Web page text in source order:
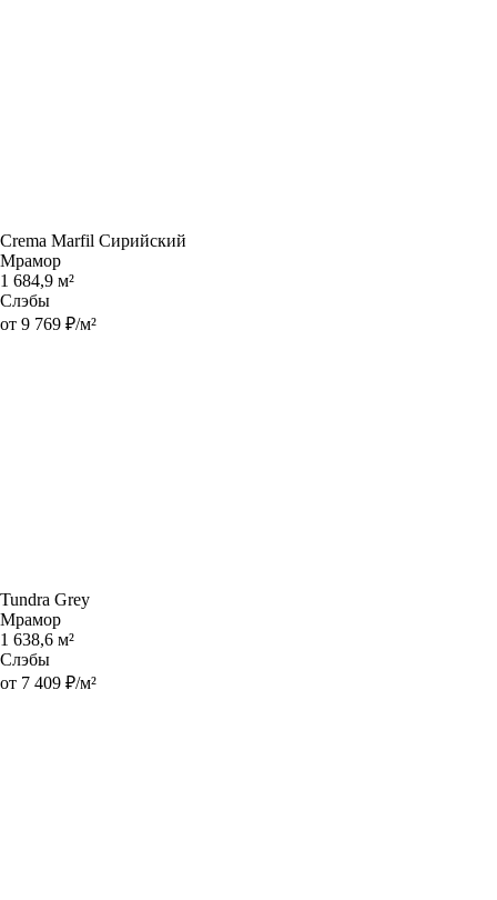
Crema Marfil Сирийский
Мрамор
1 684,9 м²
Слэбы
от 9 769 ₽/м²
Tundra Grey
Мрамор
1 638,6 м²
Слэбы
от 7 409 ₽/м²